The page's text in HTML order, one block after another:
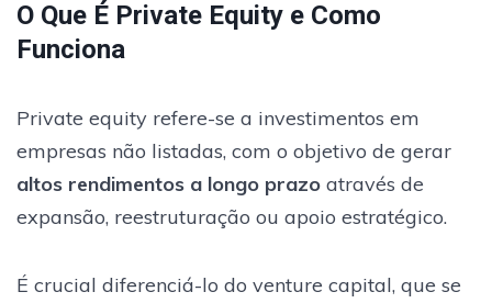
O Que É Private Equity e Como
Funciona
Private equity refere-se a investimentos em
empresas não listadas, com o objetivo de gerar
altos rendimentos a longo prazo através de
expansão, reestruturação ou apoio estratégico.
É crucial diferenciá-lo do venture capital, que se